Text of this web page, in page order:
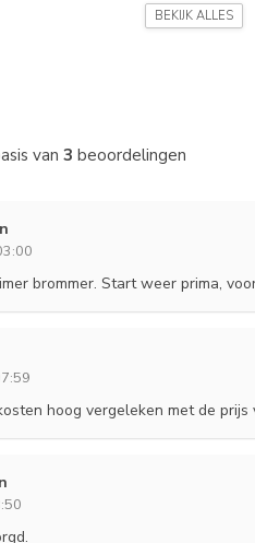
83
5
BEKIJK ALLES
van 3 beoordelingen
brommer. Start weer prima,
hoog vergeleken met de prijs